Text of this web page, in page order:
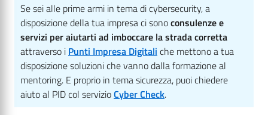
Se sei alle prime armi in tema di cybersecurity, a
disposizione della tua impresa ci sonoconsulenze e
servizi per aiutarti ad imboccare la strada corretta
attraverso i Punti Impresa Digitali che mettono a tua
disposizione soluzioni che vanno dalla formazione al
mentoring. E proprio in tema sicurezza, puoi chiedere
aiuto al PID col servizioCyber Check.